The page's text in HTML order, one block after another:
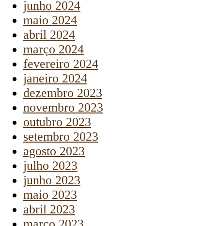
junho 2024
maio 2024
abril 2024
março 2024
fevereiro 2024
janeiro 2024
dezembro 2023
novembro 2023
outubro 2023
setembro 2023
agosto 2023
julho 2023
junho 2023
maio 2023
abril 2023